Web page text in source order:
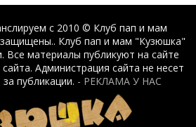
с 2010 © Клуб пап и мам
Клуб пап и мам "Кузюшка"
Все материалы публикуют на сайте
Администрация сайта не несет
публикации. - РЕКЛАМА У НАС